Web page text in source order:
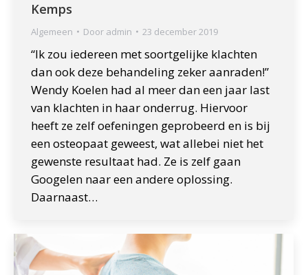
Kemps
Algemeen Door admin 23 december 2019
“Ik zou iedereen met soortgelijke klachten
dan ook deze behandeling zeker aanraden!”
Wendy Koelen had al meer dan een jaar last
van klachten in haar onderrug. Hiervoor
heeft ze zelf oefeningen geprobeerd en is bij
een osteopaat geweest, wat allebei niet het
gewenste resultaat had. Ze is zelf gaan
Googelen naar een andere oplossing.
Daarnaast…